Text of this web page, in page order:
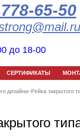
65-50
до 18-00
СЕРТИФИКАТЫ
дизайна–Рейка закрытого